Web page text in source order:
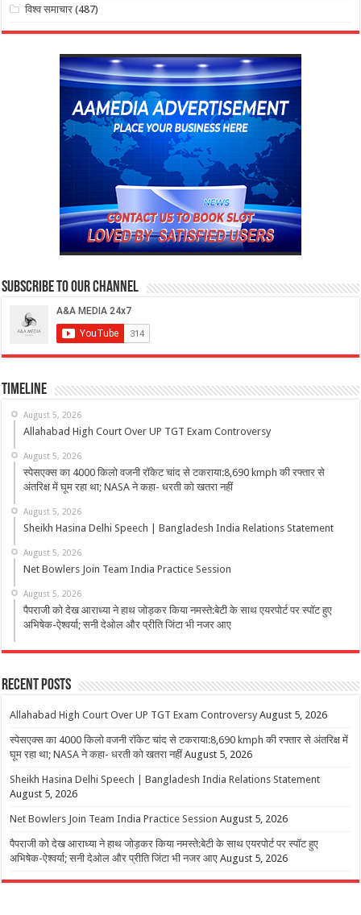
विश्व समाचार (487)
Subscribe to our Channel
Timeline
August 5, 2026
Allahabad High Court Over UP TGT Exam Controversy
August 5, 2026
स्पेसएक्स का 4000 किलो वजनी रॉकेट चांद से टकराया:8,690 kmph की रफ्तार से
अंतरिक्ष में घूम रहा था; NASA ने कहा- धरती को खतरा नहीं
August 5, 2026
Sheikh Hasina Delhi Speech | Bangladesh India Relations Statement
August 5, 2026
Net Bowlers Join Team India Practice Session
August 5, 2026
पैपराजी को देख आराध्या ने हाथ जोड़कर किया नमस्ते:बेटी के साथ एयरपोर्ट पर स्पॉट हुए
अभिषेक-ऐश्वर्या; सनी देओल और प्रीति जिंटा भी नजर आए
Recent Posts
Allahabad High Court Over UP TGT Exam Controversy August 5, 2026
स्पेसएक्स का 4000 किलो वजनी रॉकेट चांद से टकराया:8,690 kmph की रफ्तार से अंतरिक्ष में
घूम रहा था; NASA ने कहा- धरती को खतरा नहीं August 5, 2026
Sheikh Hasina Delhi Speech | Bangladesh India Relations Statement
August 5, 2026
Net Bowlers Join Team India Practice Session August 5, 2026
पैपराजी को देख आराध्या ने हाथ जोड़कर किया नमस्ते:बेटी के साथ एयरपोर्ट पर स्पॉट हुए
अभिषेक-ऐश्वर्या; सनी देओल और प्रीति जिंटा भी नजर आए August 5, 2026